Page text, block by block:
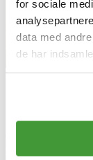
for sociale
data med
de har